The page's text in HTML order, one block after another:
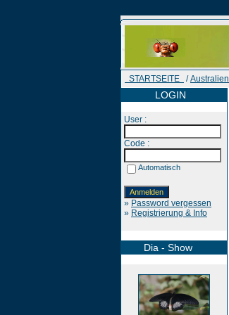
STARTSEITE /Australien
LOGIN
User :
Code :
Automatisch
» Password vergessen
» Registrierung & Info
Dia - Show